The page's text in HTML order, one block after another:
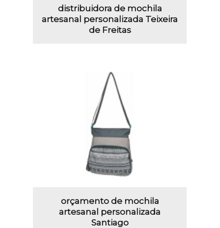
distribuidora de mochila
artesanal personalizada Teixeira
de Freitas
orçamento de mochila
artesanal personalizada
Santiago